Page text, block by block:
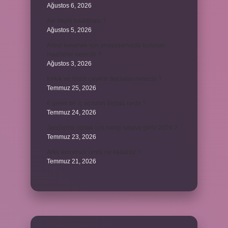
Ağustos 6, 2026
Ağustos 5, 2026
Ağustos 3, 2026
Temmuz 25, 2026
Temmuz 24, 2026
Temmuz 23, 2026
Temmuz 21, 2026